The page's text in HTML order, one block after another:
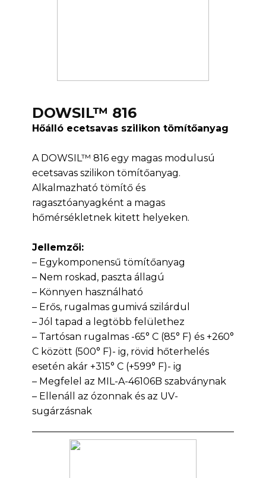
DOWSIL™ 816
Hőálló ecetsavas szilikon tömítőanyag
A DOWSIL™ 816 egy magas modulusú
ecetsavas szilikon tömítőanyag.
Alkalmazható tömítő és
ragasztóanyagként a magas
hőmérsékletnek kitett helyeken.
Jellemzői:
– Egykomponensű tömítőanyag
– Nem roskad, paszta állagú
– Könnyen használható
– Erős, rugalmas gumivá szilárdul
– Jól tapad a legtöbb felülethez
– Tartósan rugalmas -65° C (85° F) és +260°
C között (500° F)- ig, rövid hőterhelés
esetén akár +315° C (+599° F)- ig
– Megfelel az MIL-A-46106B szabványnak
– Ellenáll az ózonnak és az UV-
sugárzásnak